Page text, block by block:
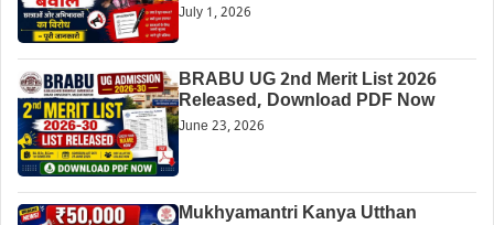
July 1, 2026
BRABU UG 2nd Merit List 2026
Released, Download PDF Now
June 23, 2026
Mukhyamantri Kanya Utthan